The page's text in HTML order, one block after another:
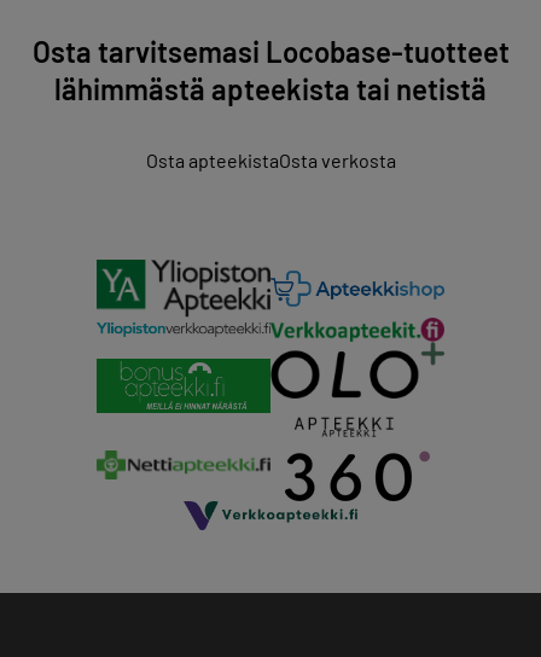
Osta tarvitsemasi Locobase-tuotteet
lähimmästä apteekista tai netistä
Osta apteekistaOsta verkosta